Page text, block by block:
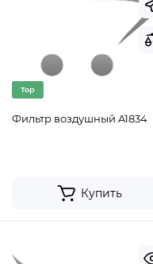
Top
Фильтр воздушный A1834
Купить